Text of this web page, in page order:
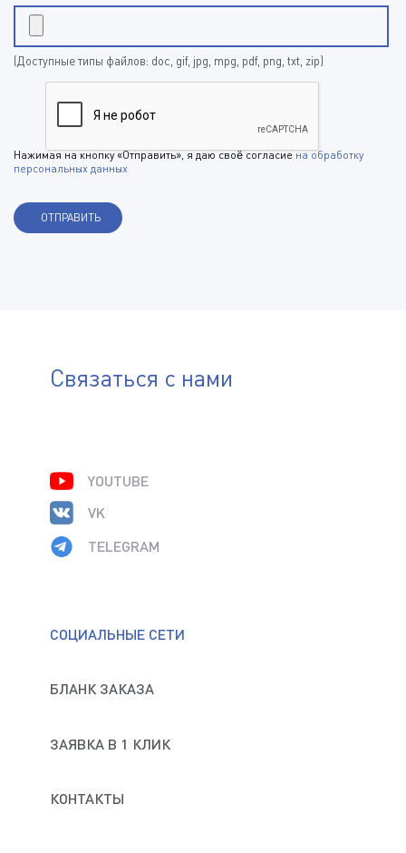
(Доступные типы файлов: doc, gif, jpg, mpg, pdf, png, txt, zip)
Нажимая на кнопку «Отправить», я даю своё согласиена обработку
персональных данных
Связаться с нами
СОЦИАЛЬНЫЕ СЕТИ
БЛАНК ЗАКАЗА
ЗАЯВКА В 1 КЛИК
КОНТАКТЫ
YOUTUBE
VK
TELEGRAM